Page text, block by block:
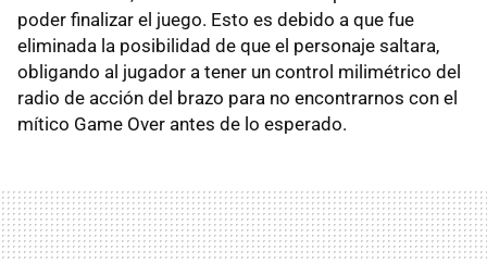
poder finalizar el juego. Esto es debido a que fue
eliminada la posibilidad de que el personaje saltara,
obligando al jugador a tener un control milimétrico del
radio de acción del brazo para no encontrarnos con el
mítico Game Over antes de lo esperado.